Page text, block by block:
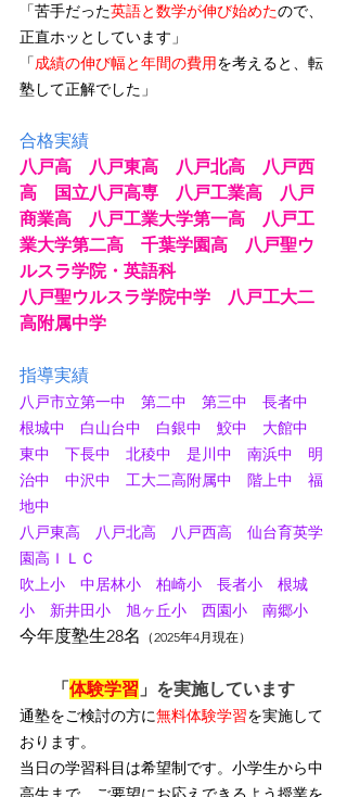
「苦手だった英語と数学が伸び始めたので、
正直ホッとしています」
「成績の伸び幅と年間の費用を考えると、転
塾して正解でした」
合格実績
八戸高　八戸東高　八戸北高　八戸西
高　国立八戸高専　八戸工業高　八戸
商業高　八戸工業大学第一高　八戸工
業大学第二高　千葉学園高　八戸聖ウ
ルスラ学院・英語科
八戸聖ウルスラ学院中学　八戸工大二
高附属中学
指導実績
八戸市立第一中　第二中　第三中　長者中
根城中　白山台中　白銀中　鮫中　大館中
東中　下長中　北稜中　是川中　南浜中　明
治中　中沢中　工大二高附属中　階上中　福
地中
八戸東高　八戸北高　八戸西高　仙台育英学
園高ＩＬＣ
吹上小　中居林小　柏崎小　長者小　根城
小　新井田小　旭ヶ丘小　西園小　南郷小
今年度塾生28名 （2025年4月現在）
「 体験学習 」を実施しています
通塾をご検討の方に無料体験学習を実施して
おります。
当日の学習科目は希望制です。小学生から中